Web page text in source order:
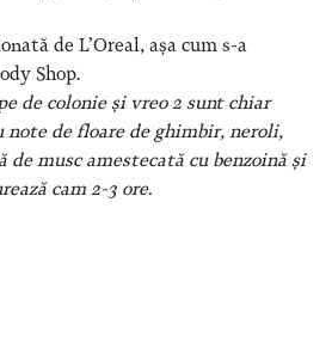
de L’Oreal, așa cum s-a
Shop.
de colonie și vreo 2 sunt chiar
note de floare de ghimbir, neroli,
de musc amestecată cu benzoină și
cam 2-3 ore.